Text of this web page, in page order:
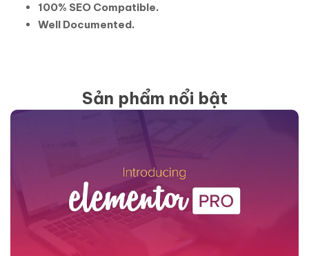
100% SEO Compatible.
Well Documented.
Sản phẩm nổi bật